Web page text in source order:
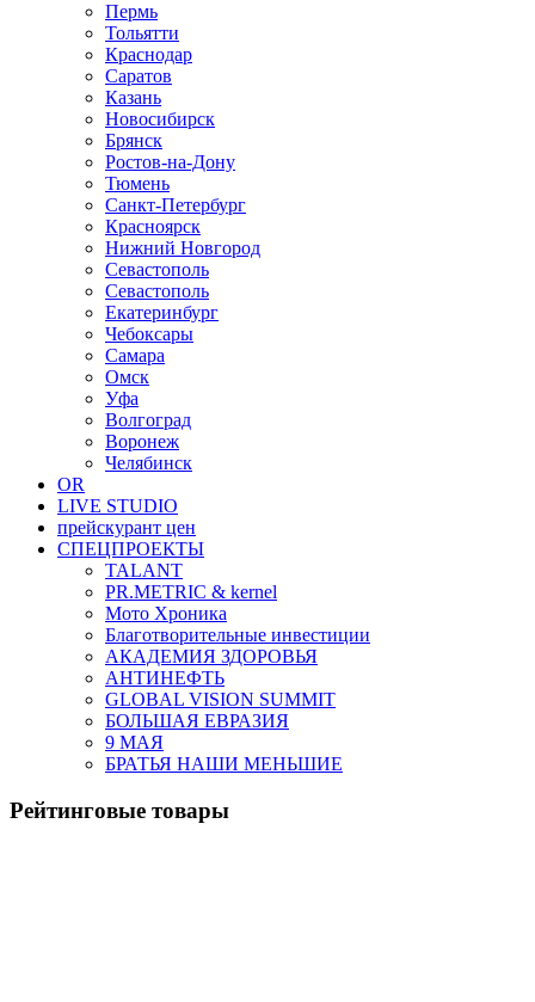
Пермь
Тольятти
Краснодар
Саратов
Казань
Новосибирск
Брянск
Ростов-на-Дону
Тюмень
Санкт-Петербург
Красноярск
Нижний Новгород
Севастополь
Севастополь
Екатеринбург
Чебоксары
Самара
Омск
Уфа
Волгоград
Воронеж
Челябинск
OR
LIVE STUDIO
прейскурант цен
СПЕЦПРОЕКТЫ
TALANT
PR.METRIC & kernel
Мото Хроника
Благотворительные инвестиции
АКАДЕМИЯ ЗДОРОВЬЯ
АНТИНЕФТЬ
GLOBAL VISION SUMMIT
БОЛЬШАЯ ЕВРАЗИЯ
9 МАЯ
БРАТЬЯ НАШИ МЕНЬШИЕ
Рейтинговые товары